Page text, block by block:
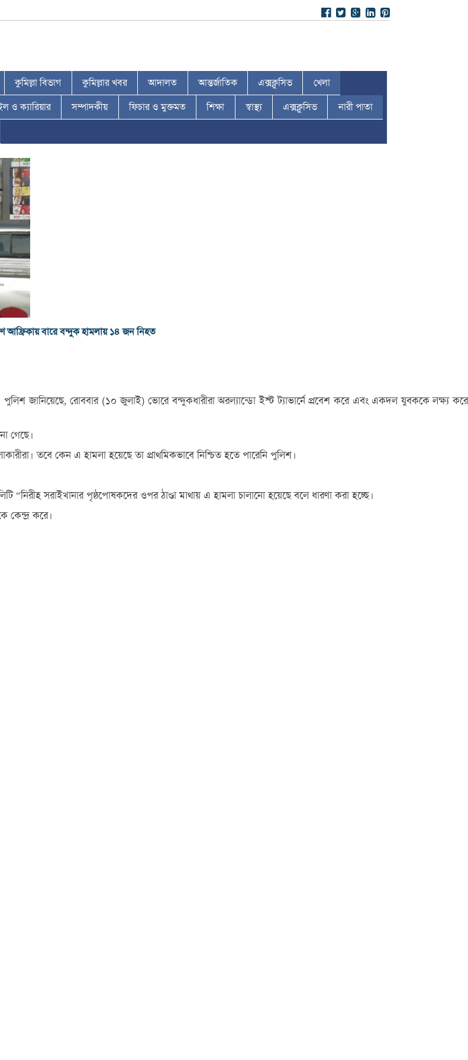
কুমিল্লা বিভাগ কুমিল্লার খবর আদালত আন্তর্জাতিক এক্সক্লুসিভ খেলা
ও ক্যারিয়ার সম্পাদকীয় ফিচার ও মুক্তমত শিক্ষা স্বাস্থ্য এক্সক্লুসিভ নারী পাতা
আফ্রিকায় বারে বন্দুক হামলায় ১৪ জন নিহত
জানিয়েছে, রোববার (১০ জুলাই) ভোরে বন্দুকধারীরা অরল্যান্ডো ইস্ট ট্যাভার্নে প্রবেশ করে এবং একদল যুবককে লক্ষ্য করে
গেছে।
তবে কেন এ হামলা হয়েছে তা প্রাথমিকভাবে নিশ্চিত হতে পারেনি পুলিশ।
“নিরীহ সরাইখানার পৃষ্ঠপোষকদের ওপর ঠাণ্ডা মাথায় এ হামলা চালানো হয়েছে বলে ধারণা করা হচ্ছে।
কেন্দ্র করে।